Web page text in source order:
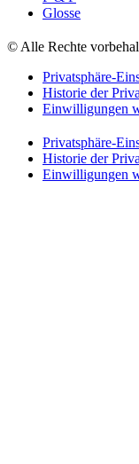
Glosse
© Alle Rechte
Privatsphäre-
Historie der
Einwilligungen
Privatsphäre-
Historie der
Einwilligungen